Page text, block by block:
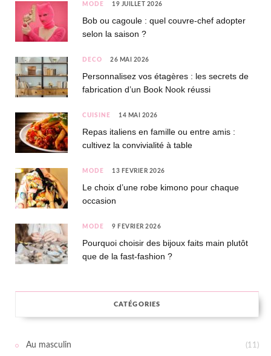
MODE 19 JUILLET 2026
Bob ou cagoule : quel couvre-chef adopter
selon la saison ?
DÉCO 26 MAI 2026
Personnalisez vos étagères : les secrets de
fabrication d’un Book Nook réussi
CUISINE 14 MAI 2026
Repas italiens en famille ou entre amis :
cultivez la convivialité à table
MODE 13 FÉVRIER 2026
Le choix d’une robe kimono pour chaque
occasion
MODE 9 FÉVRIER 2026
Pourquoi choisir des bijoux faits main plutôt
que de la fast-fashion ?
CATÉGORIES
Au masculin (11)